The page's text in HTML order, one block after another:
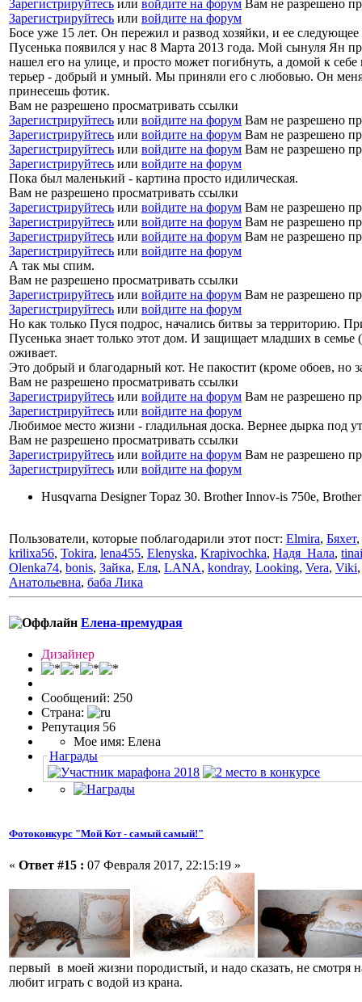
Зарегистрируйтесь или войдите на форум Вам не разрешено
Зарегистрируйтесь или войдите на форум
Босе уже 15 лет. Он пережил и развод хозяйки, и ее
Пусенька появился у нас 8 Марта 2013 года. Мой сынуля Ян
нашел его на улице, и просто может погибнуть, а домой к
терьер - добрый и умный. Мы приняли его с любовью. Он
принесешь фотик.
Вам не разрешено просматривать ссылки
Зарегистрируйтесь или войдите на форум Вам не разрешено
Зарегистрируйтесь или войдите на форум Вам не разрешено
Зарегистрируйтесь или войдите на форум Вам не разрешено
Зарегистрируйтесь или войдите на форум
Пока был маленький - картина просто идилическая.
Вам не разрешено просматривать ссылки
Зарегистрируйтесь или войдите на форум Вам не разрешено
Зарегистрируйтесь или войдите на форум Вам не разрешено
Зарегистрируйтесь или войдите на форум Вам не разрешено
Зарегистрируйтесь или войдите на форум
А так мы спим.
Вам не разрешено просматривать ссылки
Зарегистрируйтесь или войдите на форум Вам не разрешено
Зарегистрируйтесь или войдите на форум
Но как только Пуся подрос, начались битвы за территорию.
Пусенька знает только этот дом. И защищает младших в
оживает.
Это добрый и благодарный кот. Не пакостит (кроме обоев, но
Вам не разрешено просматривать ссылки
Зарегистрируйтесь или войдите на форум Вам не разрешено
Зарегистрируйтесь или войдите на форум
Любимое место жизни - гладильная доска. Вернее дырка под
Вам не разрешено просматривать ссылки
Зарегистрируйтесь или войдите на форум Вам не разрешено
Зарегистрируйтесь или войдите на форум
Husqvarna Designer Topaz 30. Brother Innov-is 750e,
Пользователи, которые поблагодарили этот пост: Elmira, Бяхет,
krilixa56, Tokira, lena455, Elenyska, Krapivochka, Надя_Нала,
Olenka74, bonis, Зайка, Еля, LANA, kondray, Looking, Vera, Viki
Анатольевна, баба Лика
Елена-премудрая
Дизайнер
Сообщений: 250
Страна:
Репутация 56
Мое имя: Елена
Награды
Фотоконкурс "Мой Кот - самый самый!"
« Ответ #15 : 07 Февраля 2017, 22:15:19 »
первый в моей жизни породистый, и надо сказать, не смотря
любит играть с водой из крана.